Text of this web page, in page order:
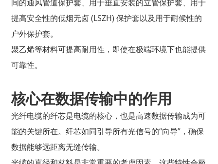
间的通风管道保护套、用于垂直安装的立管保护套、用于
提高安全性的低烟无卤 (LSZH) 保护套以及用于耐候性的
户外保护套。
聚乙烯等材料可提高耐用性，即使在极端环境下也能提供
可靠性。
核心在数据传输中的作用
光纤电缆的纤芯是电缆的核心，也是高速数据传输成为可
能的关键所在。纤芯如同引导所有光信号的“向导”，确保
数据能够远距离无缝传输。